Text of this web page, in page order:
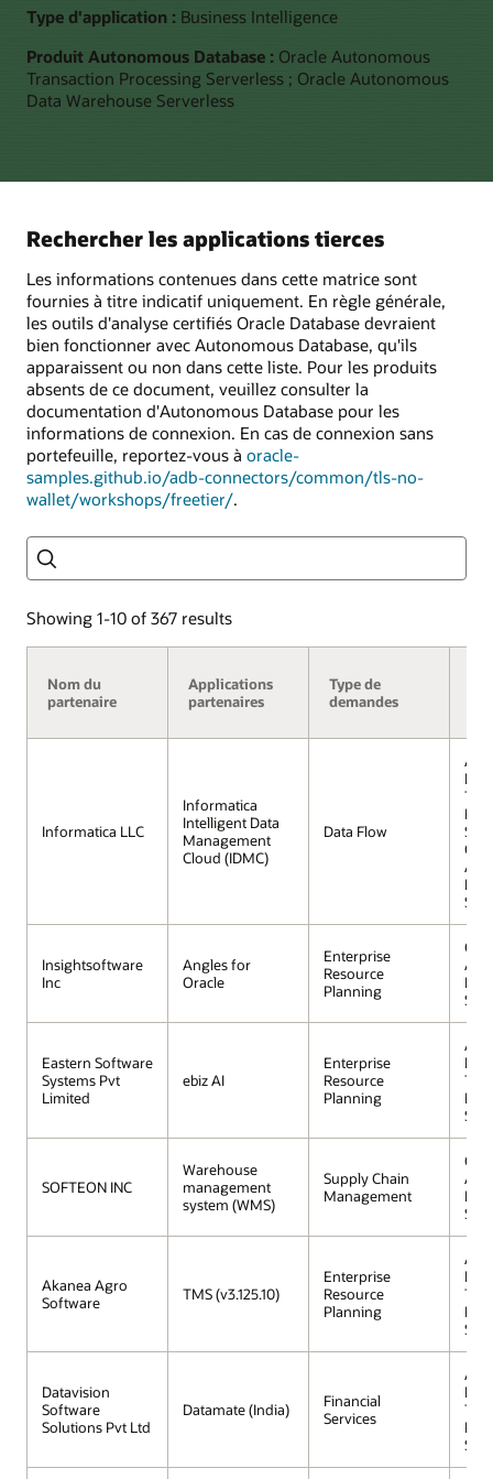
Type d'application : Business Intelligence
Produit Autonomous Database : Oracle Autonomous
Transaction Processing Serverless ; Oracle Autonomous
Data Warehouse Serverless
Rechercher les applications tierces
Les informations contenues dans cette matrice sont
fournies à titre indicatif uniquement. En règle générale,
les outils d'analyse certifiés Oracle Database devraient
bien fonctionner avec Autonomous Database, qu'ils
apparaissent ou non dans cette liste. Pour les produits
absents de ce document, veuillez consulter la
documentation d'Autonomous Database pour les
informations de connexion. En cas de connexion sans
portefeuille, reportez-vous à oracle-
samples.github.io/adb-connectors/common/tls-no-
wallet/workshops/freetier/.
Showing 1-10 of 367 results
Nom du
partenaire
Applications
partenaires
Type de
demandes
Informatica LLC
Informatica
Intelligent Data
Management
Cloud (IDMC)
Data Flow
Insightsoftware
Inc
Angles for
Oracle
Enterprise
Resource
Planning
Eastern Software
Systems Pvt
Limited
ebiz AI
Enterprise
Resource
Planning
SOFTEON INC
Warehouse
management
system (WMS)
Supply Chain
Management
Akanea Agro
Software
TMS (v3.125.10)
Enterprise
Resource
Planning
Datavision
Software
Solutions Pvt Ltd
Datamate (India)
Financial
Services